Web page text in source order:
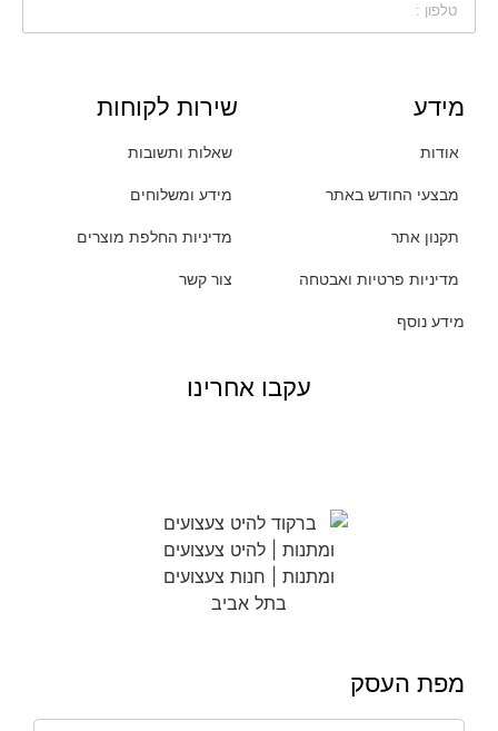
מידע
אודות
מבצעי החודש באתר
תקנון אתר
מדיניות פרטיות ואבטחה
מידע נוסף
שירות לקוחות
שאלות ותשובות
מידע ומשלוחים
מדיניות החלפת מוצרים
צור קשר
עקבו אחרינו
מפת העסק